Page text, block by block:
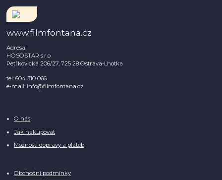
www.filmfontana.cz
Adresa:
HOSOSTAR s.r.o
Petřkovická 206/27, 725 28 Ostrava-Lhotka
tel: 604 310 066
e-mail: info@filmfontana.cz
O nás
Jak nakupovat
Možnosti dopravy a plateb
Obchodní podmínky